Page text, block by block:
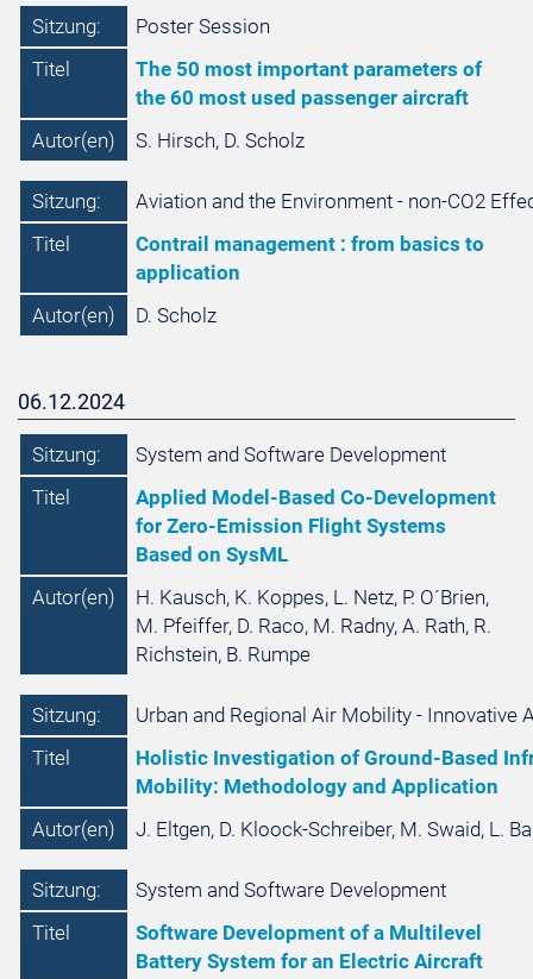
Sitzung:
Poster Session
Titel
The 50 most important parameters of
the 60 most used passenger aircraft
Autor(en)
S. Hirsch, D. Scholz
Sitzung:
Aviation and the Environment - non-CO2
Titel
Contrail management : from basics to
application
Autor(en)
D. Scholz
06.12.2024
Sitzung:
System and Software Development
Titel
Applied Model-Based Co-Development
for Zero-Emission Flight Systems
Based on SysML
Autor(en)
H. Kausch, K. Koppes, L. Netz, P. O´Brien,
M. Pfeiffer, D. Raco, M. Radny, A. Rath, R.
Richstein, B. Rumpe
Sitzung:
Urban and Regional Air Mobility - Innovative
Titel
Holistic Investigation of Ground-Based
Mobility: Methodology and Application
Autor(en)
J. Eltgen, D. Kloock-Schreiber, M. Swaid, L.
Sitzung:
System and Software Development
Titel
Software Development of a Multilevel
Battery System for an Electric Aircraft